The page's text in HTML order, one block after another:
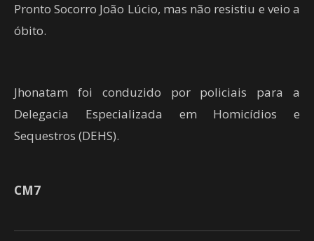
Pronto Socorro João Lúcio, mas não resistiu e veio a
óbito.
Jhonatam foi conduzido por policiais para a
Delegacia Especializada em Homicídios e
Sequestros (DEHS).
CM7